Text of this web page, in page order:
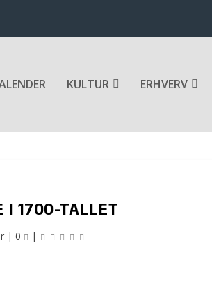
KULTUR ERHVERV
I 1700-TALLET
| 0 |